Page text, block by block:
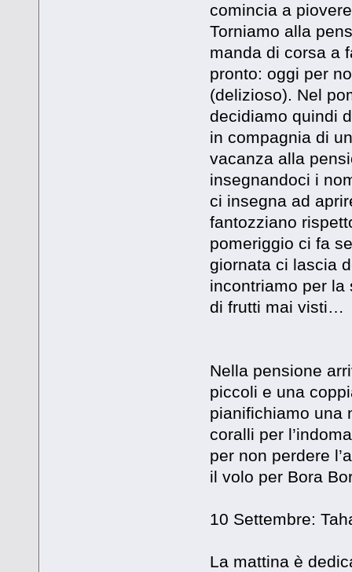
comincia a
Torniamo alla
manda di corsa a
pronto: oggi per
(delizioso). Nel
decidiamo quindi
in compagnia di
vacanza alla
insegnandoci i
ci insegna ad
fantozziano
pomeriggio ci fa
giornata ci lascia
incontriamo per la
di frutti mai visti…
Nella pensione
piccoli e una
pianifichiamo una
coralli per
per non perdere
il volo per Bora
10 Settembre:
La mattina è